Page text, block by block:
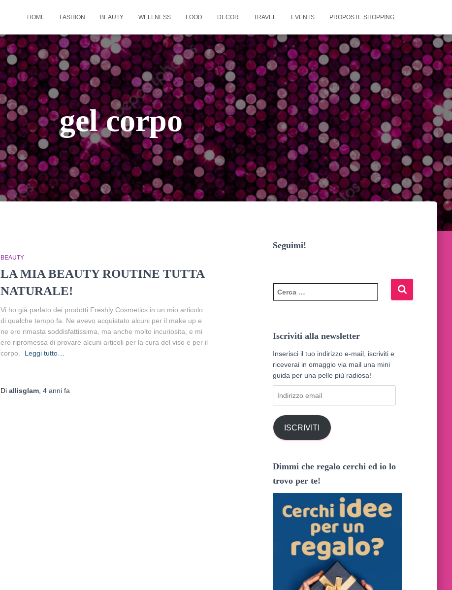
HOME FASHION BEAUTY WELLNESS FOOD DECOR TRAVEL EVENTS PROPOSTE SHOPPING
gel corpo
BEAUTY
LA MIA BEAUTY ROUTINE TUTTA
NATURALE!
Vi ho già parlato dei prodotti Freshly Cosmetics in un mio articolo
di qualche tempo fa. Ne avevo acquistato alcuni per il make up e
ne ero rimasta soddisfattissima, ma anche molto incuriosita, e mi
ero ripromessa di provare alcuni articoli per la cura del viso e per il
corpo.
Leggi tutto…
Di allisglam 4 anni fa
Seguimi!
i
r
a
p
e
r
Iscriviti alla newsletter
Inserisci il tuo indirizzo e-mail, iscriviti e
riceverai in omaggio via mail una mini
guida per una pelle più radiosa!
i
r
z
o
ISCRIVITI
Dimmi che regalo cerchi ed io lo
trovo per te!